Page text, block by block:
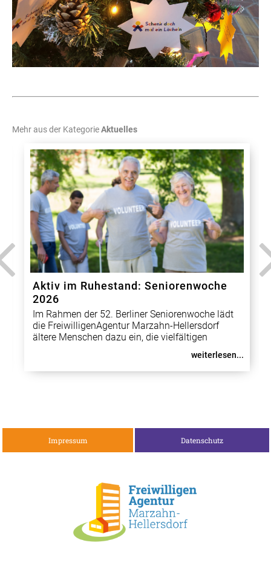
Mehr aus der KategorieAktuelles
Aktiv im Ruhestand: Seniorenwoche
2026
Im Rahmen der 52. Berliner Seniorenwoche lädt
die FreiwilligenAgentur Marzahn-Hellersdorf
ältere Menschen dazu ein, die vielfältigen
Möglichkeiten des ehrenamtlichen Engagements
im Bezirk kennenzulernen. Unter dem Motto
„Unsere Erfahrung zählt“ erwarten Interessierte
weiterlesen...
Impressum Datenschutz